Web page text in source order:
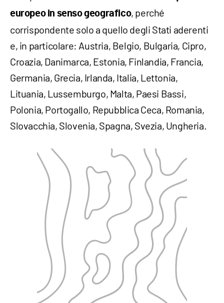
europeo in senso geografico, perché
corrispondente solo a quello degli Stati aderenti
e, in particolare: Austria, Belgio, Bulgaria, Cipro,
Croazia, Danimarca, Estonia, Finlandia, Francia,
Germania, Grecia, Irlanda, Italia, Lettonia,
Lituania, Lussemburgo, Malta, Paesi Bassi,
Polonia, Portogallo, Repubblica Ceca, Romania,
Slovacchia, Slovenia, Spagna, Svezia, Ungheria.